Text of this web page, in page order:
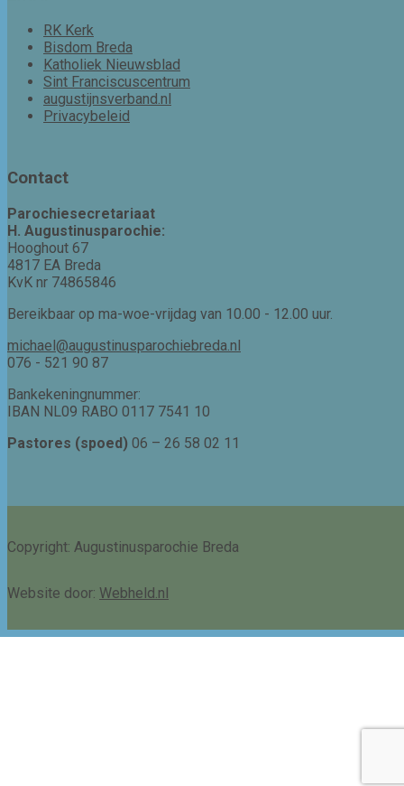
RK Kerk
Bisdom Breda
Katholiek Nieuwsblad
Sint Franciscuscentrum
augustijnsverband.nl
Privacybeleid
Contact
Parochiesecretariaat
H. Augustinusparochie:
Hooghout 67
4817 EA Breda
KvK nr 74865846
Bereikbaar op ma-woe-vrijdag van 10.00 - 12.00 uur.
michael@augustinusparochiebreda.nl
076 - 521 90 87
Bankekeningnummer:
IBAN NL09 RABO 0117 7541 10
Pastores (spoed) 06 – 26 58 02 11
Copyright: Augustinusparochie Breda
Website door: Webheld.nl